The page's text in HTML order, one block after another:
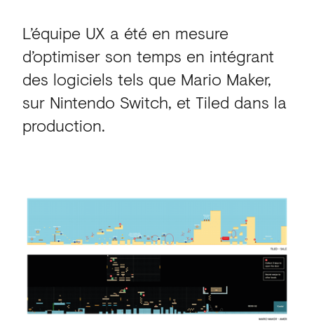
L’équipe UX a été en mesure
d’optimiser son temps en intégrant
des logiciels tels que Mario Maker,
sur Nintendo Switch, et Tiled dans la
production.